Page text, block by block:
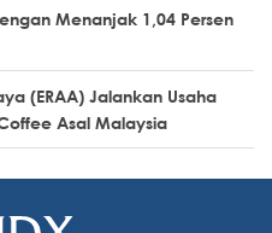
Menanjak 1,04 Persen
(ERAA) Jalankan Usaha
Asal Malaysia